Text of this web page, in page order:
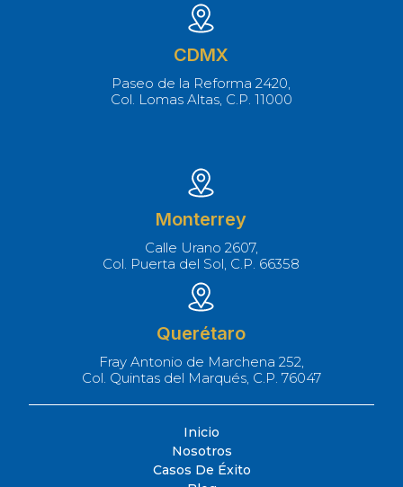
CDMX
Paseo de la Reforma 2420,
Col. Lomas Altas, C.P. 11000
Monterrey
Calle Urano 2607,
Col. Puerta del Sol, C.P. 66358
Querétaro
Fray Antonio de Marchena 252,
Col. Quintas del Marqués, C.P. 76047
Inicio
Nosotros
Casos De Éxito